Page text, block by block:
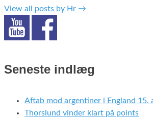
View all posts by Hr →
Seneste indlæg
Aftab mod argentiner i England 15.
Thorslund vinder klart på points